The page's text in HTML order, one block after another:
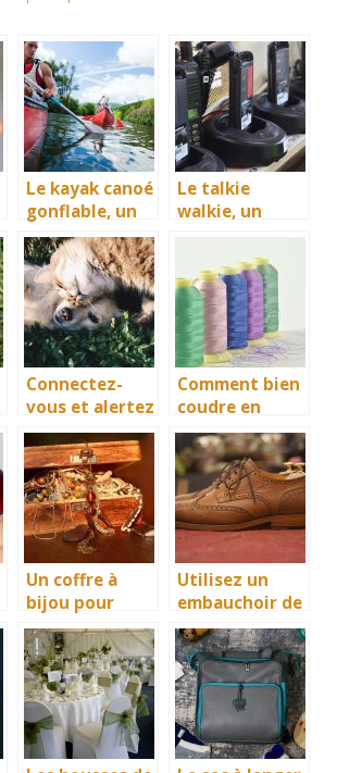
Le kayak canoé
gonflable, un
bon
équipement de
divertissement
nautique
Le talkie
walkie, un
moyen de
communicatio
n pour tous
Connectez-
vous et alertez
au plus vite
pour sauver
vos animaux!
Comment bien
coudre en
gagnant du
temps ? La
machine à
broder bien sûr
Un coffre à
bijou pour
empêcher la
dégradation de
vos bijoux de
valeur
Utilisez un
embauchoir de
chaussure pour
préserver vos
souliers